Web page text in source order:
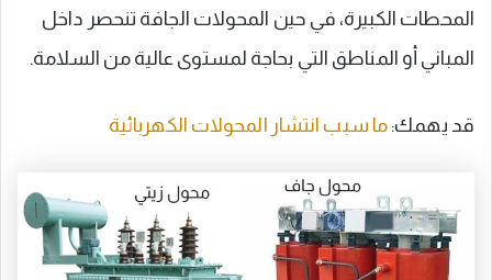
المحطات الكبيرة، في حين المحولات الجافة تنحصر داخل
المباني أو المناطق التي بحاجة لمستوى عالية من السلامة.
قد يهمك: ما سبب انتشار المحولات الكهربائية